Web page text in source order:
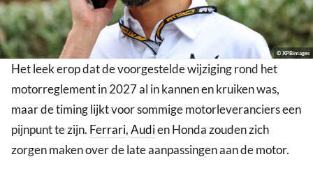
© XPBimages
Het leek erop dat de voorgestelde wijziging rond het
motorreglement in 2027 al in kannen en kruiken was,
maar de timing lijkt voor sommige motorleveranciers een
pijnpunt te zijn. Ferrari,Audien Honda zouden zich
zorgen maken over de late aanpassingen aan de motor.